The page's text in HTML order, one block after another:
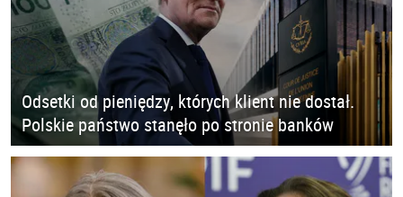
Odsetki od pieniędzy, których klient nie dostał.
Polskie państwo stanęło po stronie banków